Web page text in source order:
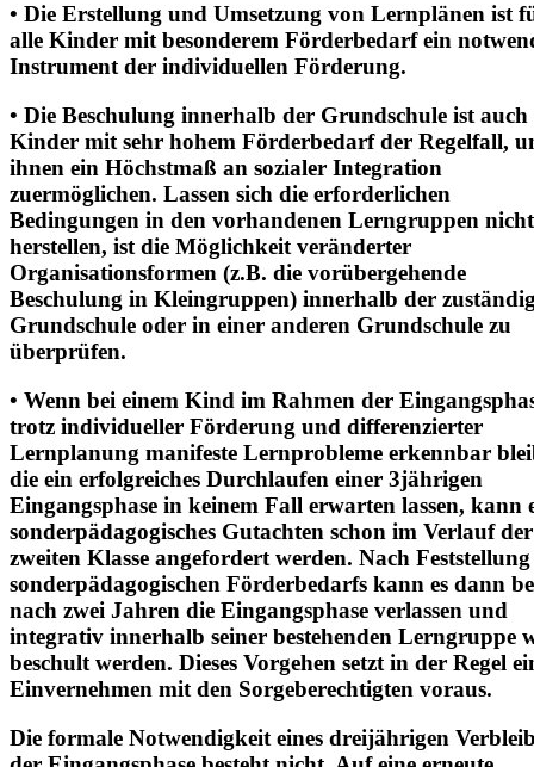
• Die Erstellung und Umsetzung von Lernplänen ist
alle Kinder mit besonderem Förderbedarf ein
Instrument der individuellen Förderung.
• Die Beschulung innerhalb der Grundschule ist
Kinder mit sehr hohem Förderbedarf der Regelfall,
ihnen ein Höchstmaß an sozialer Integration
zuermöglichen. Lassen sich die erforderlichen
Bedingungen in den vorhandenen Lerngruppen nicht
herstellen, ist die Möglichkeit veränderter
Organisationsformen (z.B. die vorübergehende
Beschulung in Kleingruppen) innerhalb der
Grundschule oder in einer anderen Grundschule zu
überprüfen.
• Wenn bei einem Kind im Rahmen der
trotz individueller Förderung und differenzierter
Lernplanung manifeste Lernprobleme erkennbar
die ein erfolgreiches Durchlaufen einer 3jährigen
Eingangsphase in keinem Fall erwarten lassen, kann
sonderpädagogisches Gutachten schon im Verlauf der
zweiten Klasse angefordert werden. Nach Feststellung
sonderpädagogischen Förderbedarfs kann es dann
nach zwei Jahren die Eingangsphase verlassen und
integrativ innerhalb seiner bestehenden Lerngruppe
beschult werden. Dieses Vorgehen setzt in der Regel
Einvernehmen mit den Sorgeberechtigten voraus.
Die formale Notwendigkeit eines dreijährigen